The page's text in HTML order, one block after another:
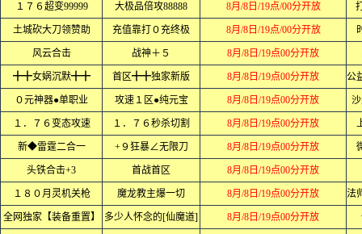
１７６超变99999 大极品倍攻88888 8月/8日/19点/00分开放
土城砍大刀领赞助 充值靠打０充终极 8月/8日/19点/00分开放
风云合击 战神＋５ 8月/8日/19点00分开放
╋╋女娲沉默╋╋ 首区╋╋独家新版 8月/8日/19点00分开放
０元神器●单职业 攻速１区●纯元宝 8月/8日/19点00分开放
１．７６变态攻速 １．７６秒杀切割 8月/8日/19点00分开放
新◆雷霆二合一 +９狂暴∠无限刀 8月/8日/19点00分开放
头铁合击+3 首战首区 8月/8日/19点00分开放
１８０月灵机关枪 魔龙教主爆一切 8月/8日/19点00分开放
全网独家【装备重置】 多少人怀念的[仙魔道] 8月/8日/19点00分开放